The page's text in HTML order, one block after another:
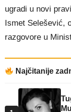
ugradi u novi
Ismet Selešević,
razgovore u
Najčitanije